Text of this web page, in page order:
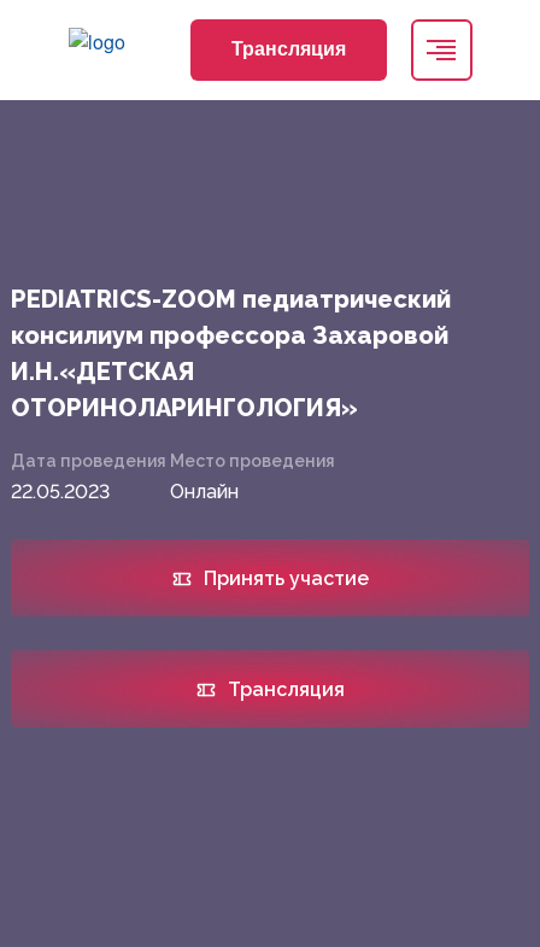
Трансляция
PEDIATRICS-ZOOM педиатрический
консилиум профессора Захаровой
И.Н.«ДЕТСКАЯ
ОТОРИНОЛАРИНГОЛОГИЯ»
Дата проведения
22.05.2023
Место проведения
Онлайн
Принять участие
Трансляция